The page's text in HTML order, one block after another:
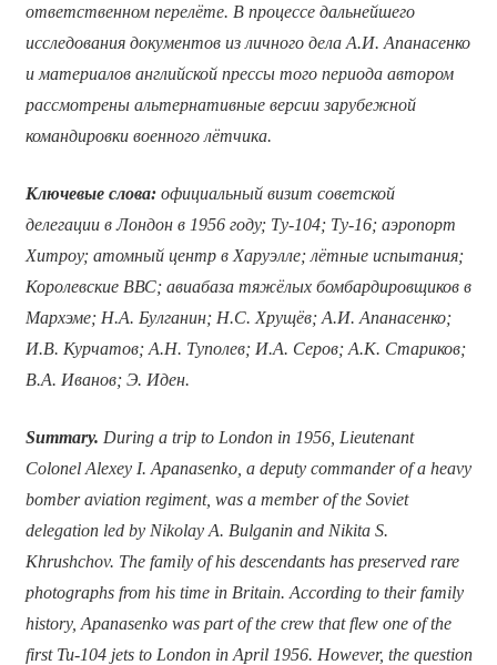
ответственном перелёте. В процессе дальнейшего
исследования документов из личного дела А.И. Апанасенко
и материалов английской прессы того периода автором
рассмотрены альтернативные версии зарубежной
командировки военного лётчика.
Ключевые слова:официальный визит советской
делегации в Лондон в 1956 году; Ту-104; Ту-16; аэропорт
Хитроу; атомный центр в Харуэлле; лётные испытания;
Королевские ВВС; авиабаза тяжёлых бомбардировщиков в
Мархэме; Н.А. Булганин; Н.С. Хрущёв; А.И. Апанасенко;
И.В. Курчатов; А.Н. Туполев; И.А. Серов; А.К. Стариков;
В.А. Иванов; Э. Иден.
Summary. During a trip to London in 1956, Lieutenant
Colonel Alexey I. Apanasenko, a deputy commander of a heavy
bomber aviation regiment, was a member of the Soviet
delegation led by Nikolay A. Bulganin and Nikita S.
Khrushchov. The family of his descendants has preserved rare
photographs from his time in Britain. According to their family
history, Apanasenko was part of the crew that flew one of the
first Tu-104 jets to London in April 1956. However, the question